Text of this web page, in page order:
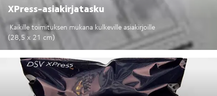
XPress-asiakirjatasku
Kaikille toimituksen mukana kulkeville asiakirjoille
(28,5 x 21 cm)